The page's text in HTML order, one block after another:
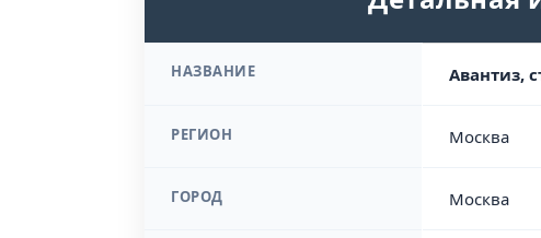
НАЗВАНИЕ Авантиз,
РЕГИОН Москва
ГОРОД Москва